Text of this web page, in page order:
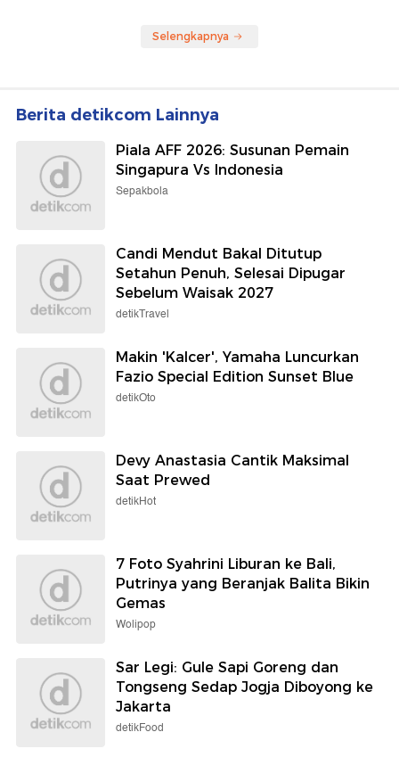
Selengkapnya
Berita detikcom Lainnya
Piala AFF 2026: Susunan Pemain
Singapura Vs Indonesia
Sepakbola
Candi Mendut Bakal Ditutup
Setahun Penuh, Selesai Dipugar
Sebelum Waisak 2027
detikTravel
Makin 'Kalcer', Yamaha Luncurkan
Fazio Special Edition Sunset Blue
detikOto
Devy Anastasia Cantik Maksimal
Saat Prewed
detikHot
7 Foto Syahrini Liburan ke Bali,
Putrinya yang Beranjak Balita Bikin
Gemas
Wolipop
Sar Legi: Gule Sapi Goreng dan
Tongseng Sedap Jogja Diboyong ke
Jakarta
detikFood